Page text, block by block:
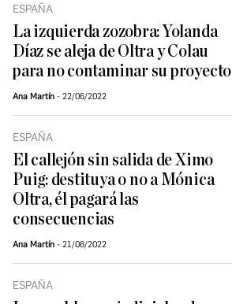
ESPAÑA
La izquierda zozobra: Yolanda
Díaz se aleja de Oltra y Colau
para no contaminar su proyecto
Ana Martín 22/06/2022
ESPAÑA
El callejón sin salida de Ximo
Puig: destituya o no a Mónica
Oltra, él pagará las
consecuencias
Ana Martín 21/06/2022
ESPAÑA